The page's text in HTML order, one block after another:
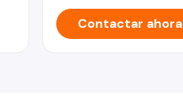
Contactar ahora